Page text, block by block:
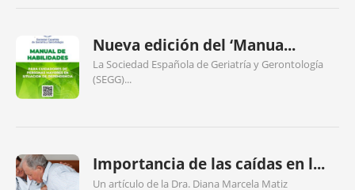
Nueva edición del ‘Manua...
La Sociedad Española de Geriatría y Gerontología
(SEGG)...
Importancia de las caídas en l...
Un artículo de la Dra. Diana Marcela Matiz